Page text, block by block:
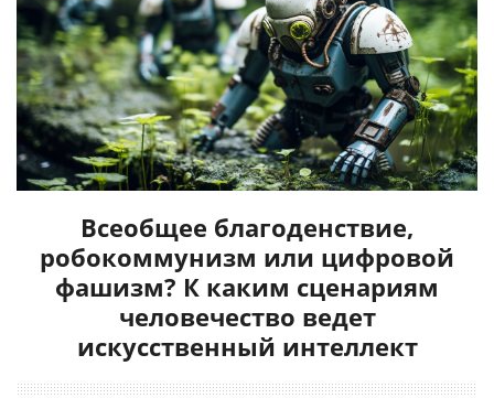
Всеобщее благоденствие,
робокоммунизм или цифровой
фашизм? К каким сценариям
человечество ведет
искусственный интеллект